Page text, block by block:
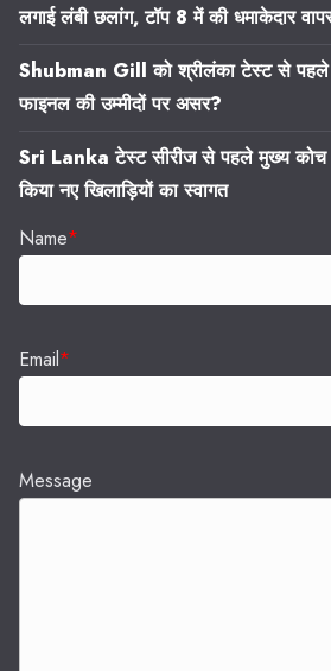
लगाई लंबी छलांग, टॉप 8 में की धमाकेदार
Shubman Gill को श्रीलंका टेस्ट से
फाइनल की उम्मीदों पर असर?
Sri Lanka टेस्ट सीरीज से पहले मुख्य
किया नए खिलाड़ियों का स्वागत
Name*
Email*
Message